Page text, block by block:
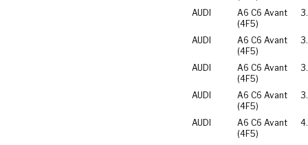
AUDI
A6 C6 Avant
(4F5)
AUDI
A6 C6 Avant
(4F5)
AUDI
A6 C6 Avant
(4F5)
AUDI
A6 C6 Avant
(4F5)
AUDI
A6 C6 Avant
(4F5)